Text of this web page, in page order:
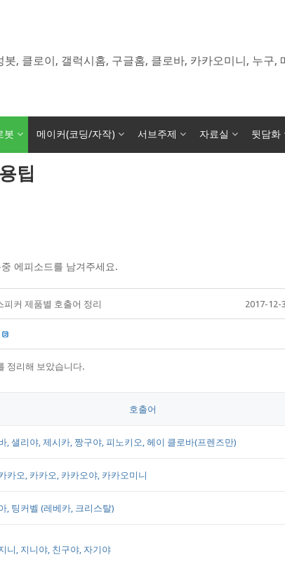
, 클로이, 갤럭시홈, 구글홈, 클로바, 카카오미니, 누구
봇 메이커(코딩/자작) 서브주제 자료실 뒷담화
팁
에피소드를 남겨주세요.
피커 제품별 호출어 정리 2017-12-
정리해 보았습니다.
호출어
, 샐리야, 제시카, 짱구야, 피노키오, 헤이 클로바(프렌즈만)
카오, 카카오, 카카오야, 카카오미니
, 팅커벨 (레베카, 크리스탈)
니, 지니야, 친구야, 자기야